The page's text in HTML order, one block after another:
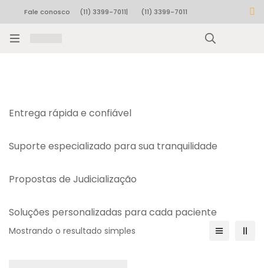
Fale conosco (11) 3399-7011|
(11) 3399-7011
Entrega rápida e confiável
Suporte especializado para sua tranquilidade
Propostas de Judicialização
Soluções personalizadas para cada paciente
Mostrando o resultado simples